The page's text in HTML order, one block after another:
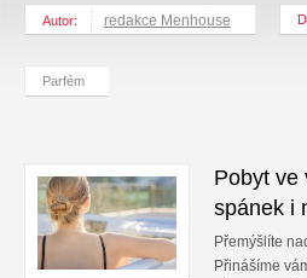
Autor: redakce Menhouse
Parfém
Pobyt ve
spánek i
Přemýšlíte
Přinášíme